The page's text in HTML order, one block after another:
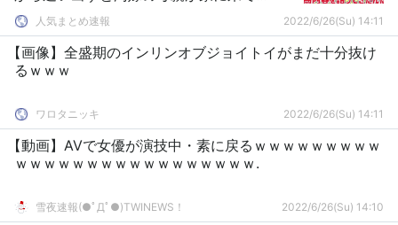
人気まとめ速報 2022/6/26(Su) 14:11
【画像】全盛期のインリンオブジョイトイがまだ十分抜け
るｗｗｗ
ワロタニッキ 2022/6/26(Su) 14:11
【動画】AVで女優が演技中・素に戻るｗｗｗｗｗｗｗｗｗ
ｗｗｗｗｗｗｗｗｗｗｗｗｗｗｗｗｗ.
雪夜速報(●ﾟДﾟ●)TWINEWS！ 2022/6/26(Su) 14:10